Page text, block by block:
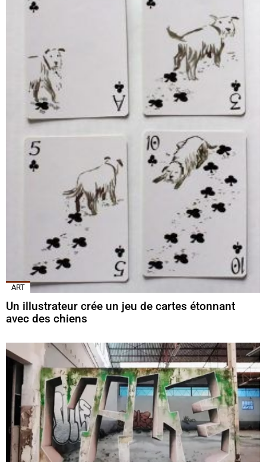
ART
Un illustrateur crée un jeu de cartes étonnant
avec des chiens